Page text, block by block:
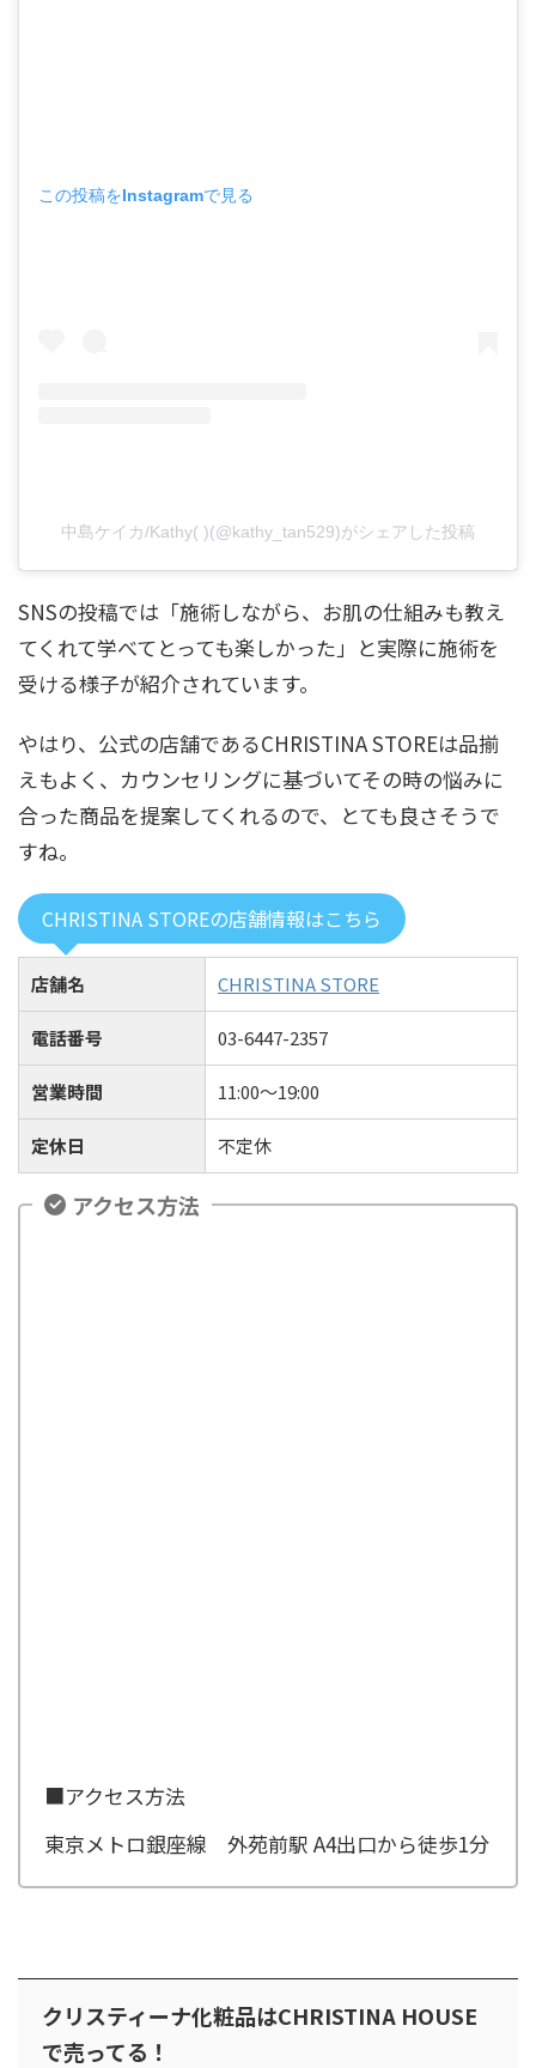
この投稿をInstagramで見る
中島ケイカ/Kathy( )(@kathy_tan529)がシェアした投稿
SNSの投稿では「施術しながら、お肌の仕組みも教え
てくれて学べてとっても楽しかった」と実際に施術を
受ける様子が紹介されています。
やはり、公式の店舗であるCHRISTINA STOREは品揃
えもよく、カウンセリングに基づいてその時の悩みに
合った商品を提案してくれるので、とても良さそうで
すね。
CHRISTINA STOREの店舗情報はこちら
店舗名 CHRISTINA STORE
電話番号 03-6447-2357
営業時間 11:00〜19:00
定休日 不定休
アクセス方法
■アクセス方法
東京メトロ銀座線 外苑前駅 A4出口から徒歩1分
クリスティーナ化粧品はCHRISTINA HOUSE
で売ってる！